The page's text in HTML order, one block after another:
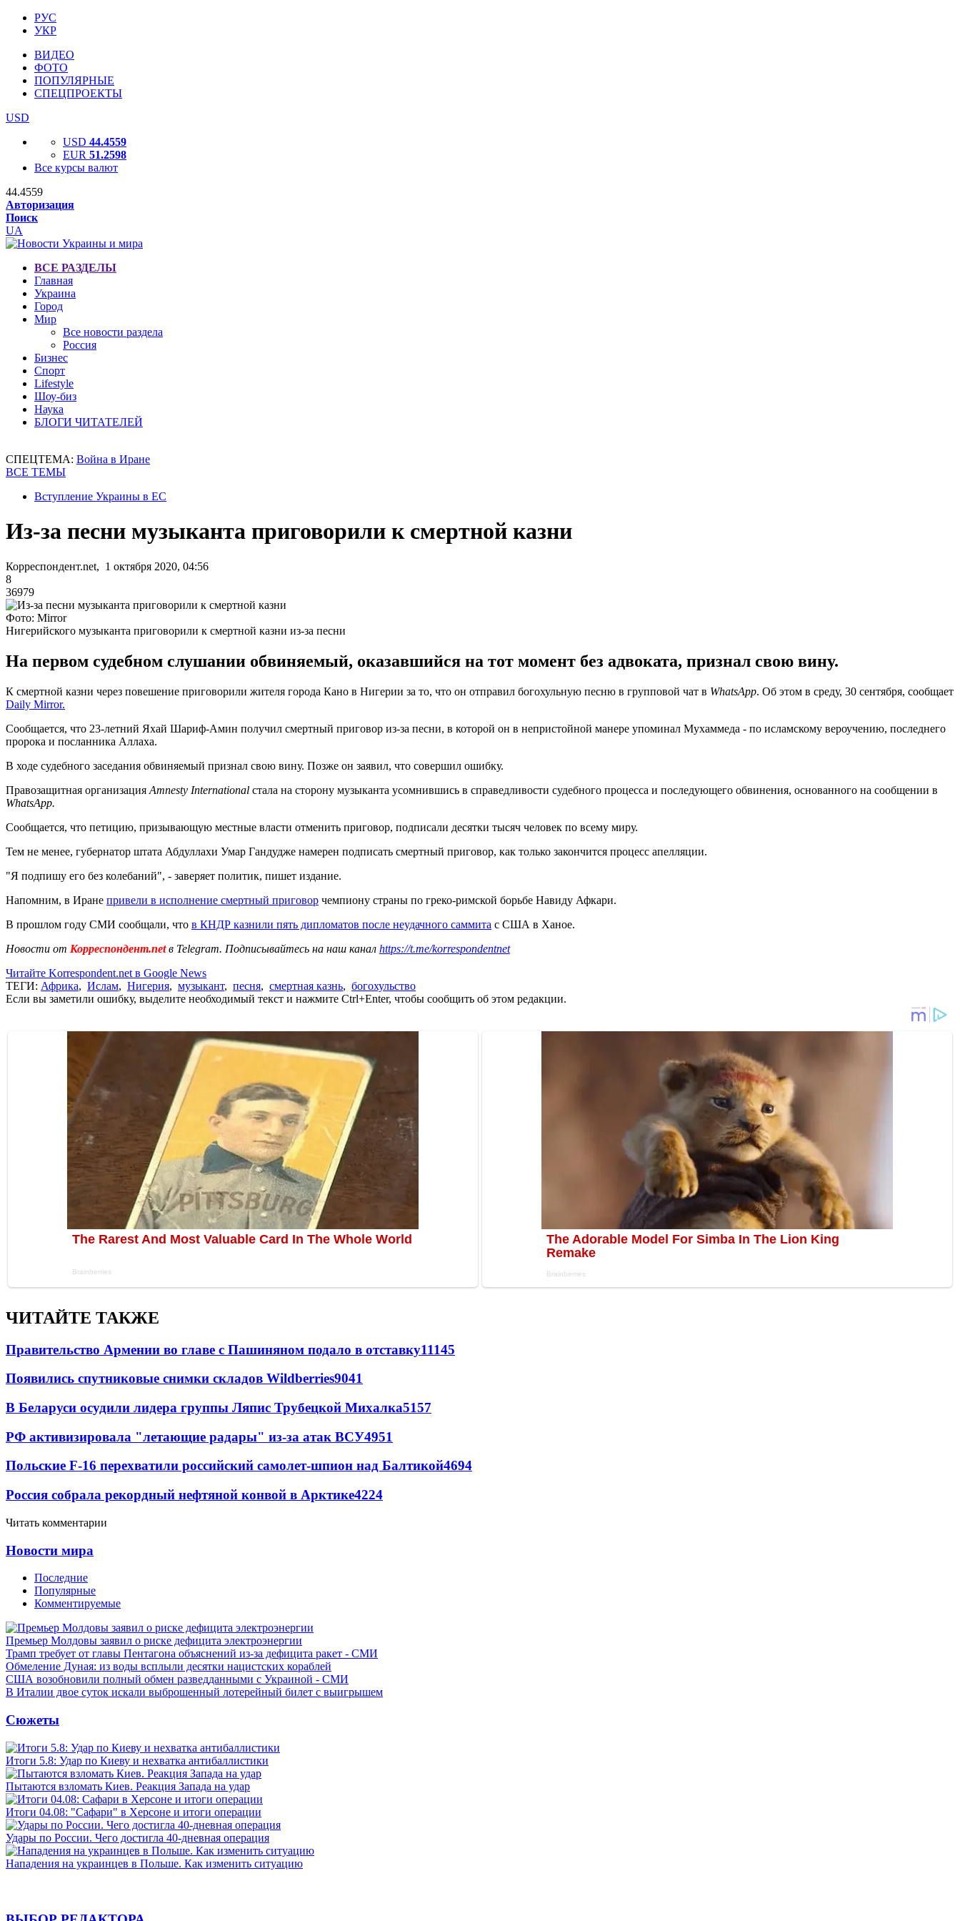
РУС
УКР
ВИДЕО
ФОТО
ПОПУЛЯРНЫЕ
СПЕЦПРОЕКТЫ
USD
USD 44.4559
EUR 51.2598
Все курсы валют
44.4559
Авторизация
Поиск
UA
ВСЕ РАЗДЕЛЫ
Главная
Украина
Город
Мир
Все новости раздела
Россия
Бизнес
Спорт
Lifestyle
Шоу-биз
Наука
БЛОГИ ЧИТАТЕЛЕЙ
СПЕЦТЕМА: Война в Иране
ВСЕ ТЕМЫ
Вступление Украины в ЕС
Из-за песни музыканта приговорили к смертной казни
Корреспондент.net, 1 октября 2020, 04:56
8
36979
Фото: Mirror
Нигерийского музыканта приговорили к смертной казни из-за песни
На первом судебном слушании обвиняемый, оказавшийся на тот момент без адвоката, признал свою вину.
К смертной казни через повешение приговорили жителя города Кано в Нигерии за то, что он отправил богохульную песню в групповой чат в WhatsApp. Об этом в среду, 30 сентября, сообщает
Daily Mirror.
Сообщается, что 23-летний Яхай Шариф-Амин получил смертный приговор из-за песни, в которой он в непристойной манере упоминал Мухаммеда - по исламскому вероучению, последнего
пророка и посланника Аллаха.
В ходе судебного заседания обвиняемый признал свою вину. Позже он заявил, что совершил ошибку.
Правозащитная организация Amnesty International стала на сторону музыканта усомнившись в справедливости судебного процесса и последующего обвинения, основанного на сообщении в
WhatsApp.
Сообщается, что петицию, призывающую местные власти отменить приговор, подписали десятки тысяч человек по всему миру.
Тем не менее, губернатор штата Абдуллахи Умар Гандудже намерен подписать смертный приговор, как только закончится процесс апелляции.
"Я подпишу его без колебаний", - заверяет политик, пишет издание.
Напомним, в Иране привели в исполнение смертный приговор чемпиону страны по греко-римской борьбе Навиду Афкари.
В прошлом году СМИ сообщали, что в КНДР казнили пять дипломатов после неудачного саммита с США в Ханое.
Новости от Корреспондент.netв Telegram. Подписывайтесь на наш канал https://t.me/korrespondentnet
Читайте Korrespondent.net в Google News
ТЕГИ: Африка, Ислам, Нигерия, музыкант, песня, смертная казнь, богохульство
Если вы заметили ошибку, выделите необходимый текст и нажмите Ctrl+Enter, чтобы сообщить об этом редакции.
ЧИТАЙТЕ ТАКЖЕ
Правительство Армении во главе с Пашиняном подало в отставку11145
Появились спутниковые снимки складов Wildberries9041
В Беларуси осудили лидера группы Ляпис Трубецкой Михалка5157
РФ активизировала "летающие радары" из-за атак ВСУ4951
Польские F-16 перехватили российский самолет-шпион над Балтикой4694
Россия собрала рекордный нефтяной конвой в Арктике4224
Читать комментарии
Новости мира
Последние
Популярные
Комментируемые
Премьер Молдовы заявил о риске дефицита электроэнергии
Трамп требует от главы Пентагона объяснений из-за дефицита ракет - СМИ
Обмеление Дуная: из воды всплыли десятки нацистских кораблей
США возобновили полный обмен разведданными с Украиной - СМИ
В Италии двое суток искали выброшенный лотерейный билет с выигрышем
Сюжеты
Итоги 5.8: Удар по Киеву и нехватка антибаллистики
Пытаются взломать Киев. Реакция Запада на удар
Итоги 04.08: "Сафари" в Херсоне и итоги операции
Удары по России. Чего достигла 40-дневная операция
Нападения на украинцев в Польше. Как изменить ситуацию